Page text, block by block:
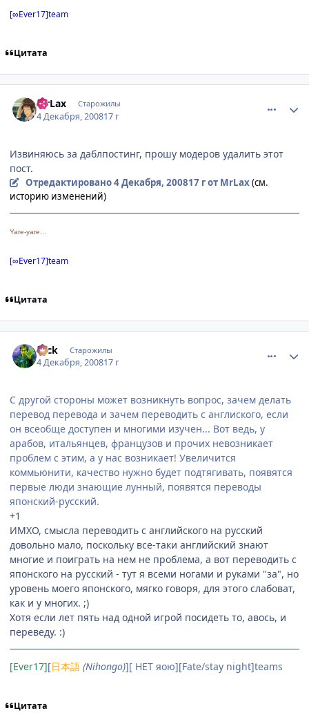
[∞Ever17]team
Цитата
MrLax Старожилы
4 Декабря, 200817 г
Извиняюсь за даблпостинг, прошу модеров удалить этот
пост.
Отредактировано4 Декабря, 200817 гот MrLax(см.
историю изменений)
Yare-yare...
[∞Ever17]team
Цитата
Nick Старожилы
4 Декабря, 200817 г
С другой стороны может возникнуть вопрос, зачем делать
перевод перевода и зачем переводить с англиского, если
он всеобще доступен и многими изучен... Вот ведь, у
арабов, итальянцев, французов и прочих невозникает
проблем с этим, а у нас возникает! Увеличится
коммьюнити, качество нужно будет подтягивать, появятся
первые люди знающие лунный, появятся переводы
японский-русский.
+1
ИМХО, смысла переводить с английского на русский
довольно мало, поскольку все-таки английский знают
многие и поиграть на нем не проблема, а вот переводить с
японского на русский - тут я всеми ногами и руками "за", но
уровень моего японского, мягко говоря, для этого слабоват,
как и у многих. ;)
Хотя если лет пять над одной игрой посидеть то, авось, и
переведу. :)
[Ever17][日本語 (Nihongo)][ НЕТ яою][Fate/stay night]teams
Цитата